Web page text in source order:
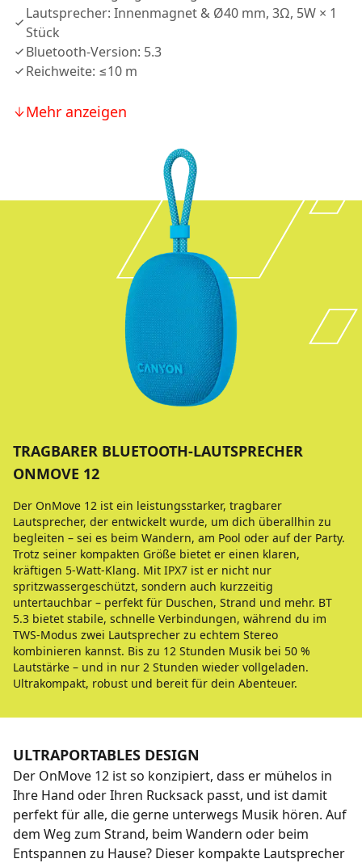
Lautsprecher: Innenmagnet & Ø40 mm, 3Ω, 5W × 1
Stück
Bluetooth-Version: 5.3
Reichweite: ≤10 m
Mehr anzeigen
TRAGBARER BLUETOOTH-LAUTSPRECHER
ONMOVE 12
Der OnMove 12 ist ein leistungsstarker, tragbarer
Lautsprecher, der entwickelt wurde, um dich überallhin zu
begleiten – sei es beim Wandern, am Pool oder auf der Party.
Trotz seiner kompakten Größe bietet er einen klaren,
kräftigen 5-Watt-Klang. Mit IPX7 ist er nicht nur
spritzwassergeschützt, sondern auch kurzzeitig
untertauchbar – perfekt für Duschen, Strand und mehr. BT
5.3 bietet stabile, schnelle Verbindungen, während du im
TWS-Modus zwei Lautsprecher zu echtem Stereo
kombinieren kannst. Bis zu 12 Stunden Musik bei 50 %
Lautstärke – und in nur 2 Stunden wieder vollgeladen.
Ultrakompakt, robust und bereit für dein Abenteuer.
ULTRAPORTABLES DESIGN
Der OnMove 12 ist so konzipiert, dass er mühelos in
Ihre Hand oder Ihren Rucksack passt, und ist damit
perfekt für alle, die gerne unterwegs Musik hören. Auf
dem Weg zum Strand, beim Wandern oder beim
Entspannen zu Hause? Dieser kompakte Lautsprecher